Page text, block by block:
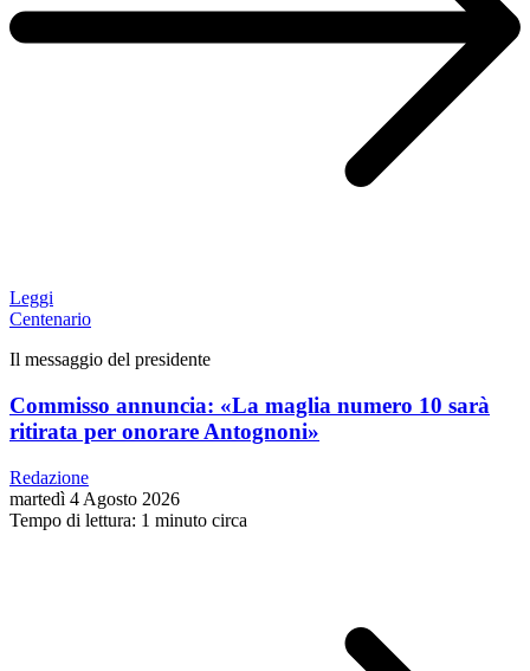
Leggi
Centenario
Il messaggio del presidente
Commisso annuncia: «La maglia numero 10 sarà
ritirata per onorare Antognoni»
Redazione
martedì 4 Agosto 2026
Tempo di lettura: 1 minuto circa